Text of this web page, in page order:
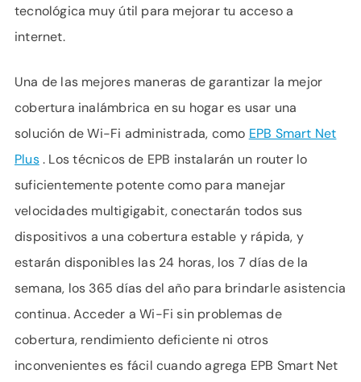
tecnológica muy útil para mejorar tu acceso a
internet.
Una de las mejores maneras de garantizar la mejor
cobertura inalámbrica en su hogar es usar una
solución de Wi-Fi administrada, como EPB Smart Net
Plus. Los técnicos de EPB instalarán un router lo
suficientemente potente como para manejar
velocidades multigigabit, conectarán todos sus
dispositivos a una cobertura estable y rápida, y
estarán disponibles las 24 horas, los 7 días de la
semana, los 365 días del año para brindarle asistencia
continua. Acceder a Wi-Fi sin problemas de
cobertura, rendimiento deficiente ni otros
inconvenientes es fácil cuando agrega EPB Smart Net